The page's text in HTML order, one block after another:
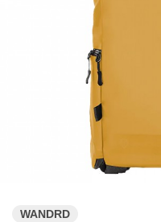
WANDRD